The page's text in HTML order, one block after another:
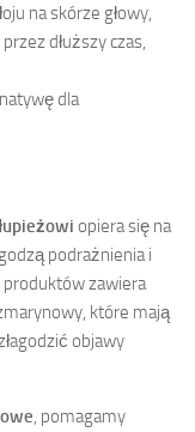
na skórze głowy,
dłuższy czas,
dla
opiera się na
podrażnienia i
produktów zawiera
które mają
objawy
, pomagamy